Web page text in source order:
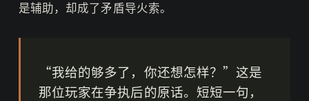
是辅助，却成了矛盾导火索。
“我给的够多了，你还想怎样？”这是
那位玩家在争执后的原话。短短一句，